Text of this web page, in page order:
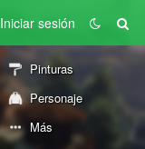
Iniciar sesión
Pinturas
Personaje
Más